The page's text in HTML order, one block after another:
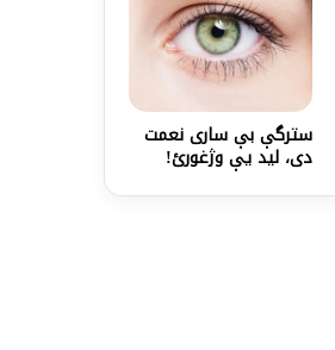
سترگې بې ساری نعمت
دی، لید یې وژغورئ!